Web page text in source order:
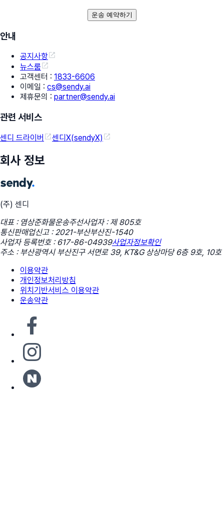
운송 예약하기
안내
공지사항
뉴스룸
고객센터 : 1833-6606
이메일 : cs@sendy.ai
제휴문의 : partner@sendy.ai
관련 서비스
센디 드라이버 센디X(sendyX)
회사 정보
(주) 센디
대표 : 염상준화물운송주선사업자 : 제 805호
통신판매업신고 : 2021-부산부산진-1540
사업자 등록번호 : 617-86-04939사업자정보확인
주소 : 부산광역시 부산진구 서면로 39, KT&G 상상마당 6층 9호, 10호
이용약관
개인정보처리방침
위치기반서비스 이용약관
운송약관